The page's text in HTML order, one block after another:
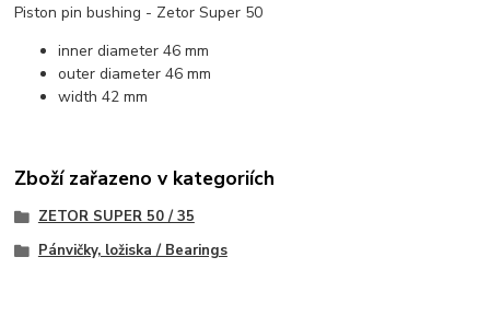
Piston pin bushing - Zetor Super 50
inner diameter 46 mm
outer diameter 46 mm
width 42 mm
Zboží zařazeno v kategoriích
ZETOR SUPER 50 / 35
Pánvičky, ložiska / Bearings